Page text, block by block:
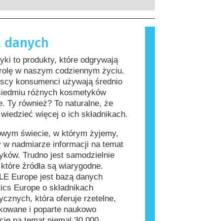
obejmują wszystkie potencjalne
w tym potencjalne zaburzenia
układu hormonalnego.
Substancja, która powoduje
nazywana jest alergenem.
i produkty do pielęgnacji ciała mogą
które dla niektórych osób
się alergizujące. Nie oznacza to
produkt nie jest bezpieczny dla
danych
to produkty, które odgrywają
w naszym codziennym życiu.
konsumenci używają średnio
różnych kosmetyków
Ty również? To naturalne, że
więcej o ich składnikach.
świecie, w którym żyjemy,
w nadmiarze informacji na temat
Trudno jest samodzielnie
źródła są wiarygodne.
Europe jest bazą danych
Europe o składnikach
która oferuje rzetelne,
i poparte naukowo